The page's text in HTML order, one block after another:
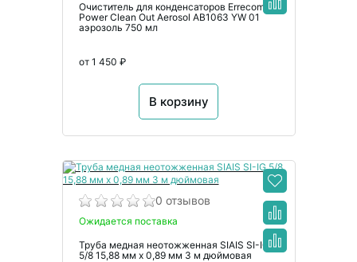
Очиститель для конденсаторов Errecom
Power Clean Out Aerosol AB1063 YW 01
аэрозоль 750 мл
от 1 450 ₽
В корзину
0 отзывов
Ожидается поставка
Труба медная неотожженная SIAIS SI-IG
5/8 15,88 мм x 0,89 мм 3 м дюймовая